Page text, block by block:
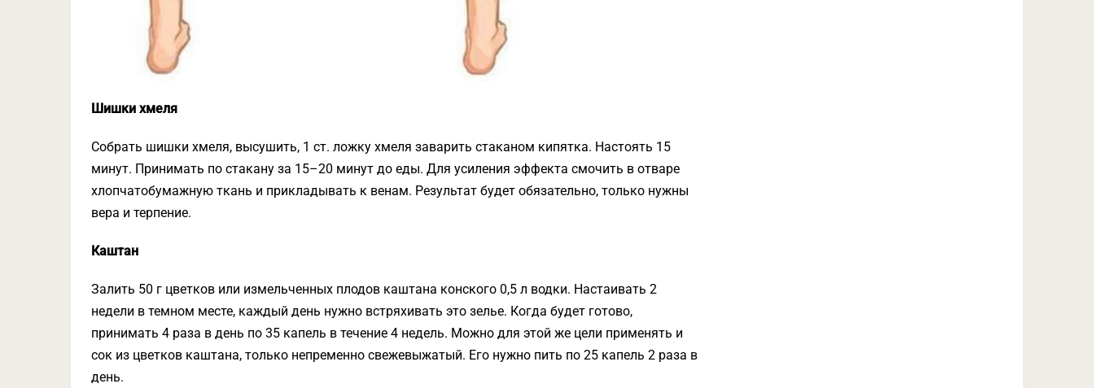
Шишки хмеля
Собрать шишки хмеля, высушить, 1 ст. ложку хмеля заварить стаканом кипятка. Настоять 15
минут. Принимать по стакану за 15–20 минут до еды. Для усиления эффекта смочить в отваре
хлопчатобумажную ткань и прикладывать к венам. Результат будет обязательно, только нужны
вера и терпение.
Каштан
Залить 50 г цветков или измельченных плодов каштана конского 0,5 л водки. Настаивать 2
недели в темном месте, каждый день нужно встряхивать это зелье. Когда будет готово,
принимать 4 раза в день по 35 капель в течение 4 недель. Можно для этой же цели применять и
сок из цветков каштана, только непременно свежевыжатый. Его нужно пить по 25 капель 2 раза в
день.